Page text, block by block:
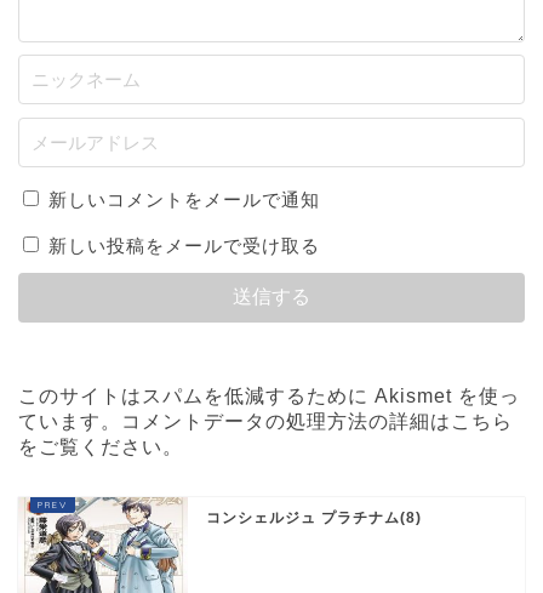
新しいコメントをメールで通知
新しい投稿をメールで受け取る
このサイトはスパムを低減するために Akismet を使っ
ています。
コメントデータの処理方法の詳細はこちら
をご覧ください 。
コンシェルジュ プラチナム(8)